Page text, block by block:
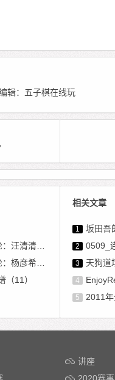
辑：五子棋在线玩
VS吴慧珊
VS黄立勤
（11）
相关文章
1 坂田吾
2 0509_
3 天狗道
4
5 2011年
讲座